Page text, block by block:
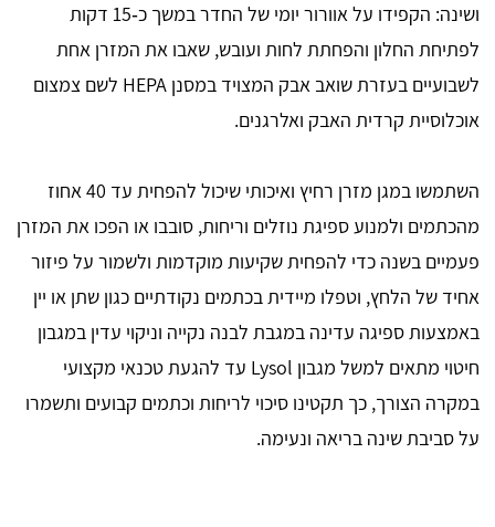
ושינה: הקפידו על אוורור יומי של החדר במשך כ‑15 דקות
לפתיחת החלון והפחתת לחות ועובש, שאבו את המזרן אחת
לשבועיים בעזרת שואב אבק המצויד במסנן HEPA לשם צמצום
אוכלוסיית קרדית האבק ואלרגנים.
השתמשו במגן מזרן רחיץ ואיכותי שיכול להפחית עד 40 אחוז
מהכתמים ולמנוע ספיגת נוזלים וריחות, סובבו או הפכו את המזרן
פעמיים בשנה כדי להפחית שקיעות מוקדמות ולשמור על פיזור
אחיד של הלחץ, וטפלו מיידית בכתמים נקודתיים כגון שתן או יין
באמצעות ספיגה עדינה במגבת לבנה נקייה וניקוי עדין במגבון
חיטוי מתאים למשל מגבון Lysol עד להגעת טכנאי מקצועי
במקרה הצורך, כך תקטינו סיכוי לריחות וכתמים קבועים ותשמרו
על סביבת שינה בריאה ונעימה.